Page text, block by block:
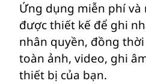
Ứng dụng miễn phí
được thiết kế để ghi
nhân quyền, đồng
toàn ảnh, video, ghi
thiết bị của bạn.